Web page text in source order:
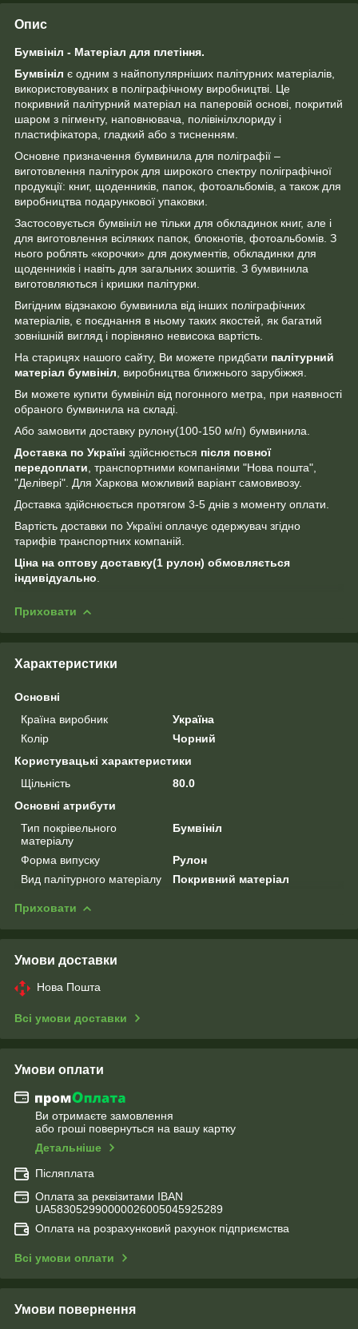
Опис
Бумвініл - Матеріал для плетіння.
Бумвініл є одним з найпопулярніших палітурних матеріалів,
використовуваних в поліграфічному виробництві. Це
покривний палітурний матеріал на паперовій основі, покритий
шаром з пігменту, наповнювача, полівінілхлориду і
пластифікатора, гладкий або з тисненням.
Основне призначення бумвинила для поліграфії –
виготовлення палітурок для широкого спектру поліграфічної
продукції: книг, щоденників, папок, фотоальбомів, а також для
виробництва подарункової упаковки.
Застосовується бумвініл не тільки для обкладинок книг, але і
для виготовлення всіляких папок, блокнотів, фотоальбомів. З
нього роблять «корочки» для документів, обкладинки для
щоденників і навіть для загальних зошитів. З бумвинила
виготовляються і кришки палітурки.
Вигідним відзнакою бумвинила від інших поліграфічних
матеріалів, є поєднання в ньому таких якостей, як багатий
зовнішній вигляд і порівняно невисока вартість.
На старицях нашого сайту, Ви можете придбати палітурний
матеріал бумвініл , виробництва ближнього зарубіжжя.
Ви можете купити бумвініл від погонного метра, при наявності
обраного бумвинила на складі.
Або замовити доставку рулону(100-150 м/п) бумвинила.
Доставка по Україні здійснюється після повної
передоплати , транспортними компаніями "Нова пошта",
"Делівері". Для Харкова можливий варіант самовивозу.
Доставка здійснюється протягом 3-5 днів з моменту оплати.
Вартість доставки по Україні оплачує одержувач згідно
тарифів транспортних компаній.
Ціна на оптову доставку(1 рулон) обмовляється
індивідуально
Приховати
Характеристики
Основні
Країна виробник
Україна
Колір
Чорний
Користувацькі характеристики
Щільність
80.0
Основні атрибути
Тип покрівельного
матеріалу
Бумвініл
Форма випуску
Рулон
Вид палітурного матеріалу
Покривний матеріал
Приховати
Умови доставки
Нова Пошта
Всі умови доставки
Умови оплати
Ви отримаєте замовлення
або гроші повернуться на вашу картку
Детальніше
Післяплата
Оплата за реквізитами IBAN
UA583052990000026005045925289
Оплата на розрахунковий рахунок підприємства
Всі умови оплати
Умови повернення